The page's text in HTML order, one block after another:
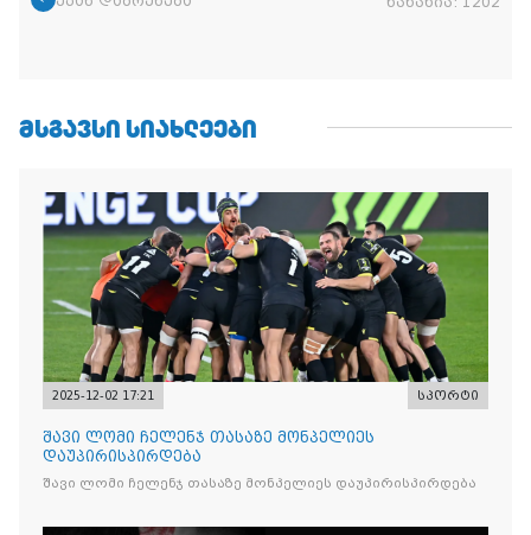
ᲛᲡᲒᲐᲕᲡᲘ ᲡᲘᲐᲮᲚᲔᲔᲑᲘ
2025-12-02 17:21 სპორტი
შავი ლომი ჩელენჯ თასაზე მონპელიეს
დაუპირისპირდება
შავი ლომი ჩელენჯ თასაზე მონპელიეს დაუპირისპირდება